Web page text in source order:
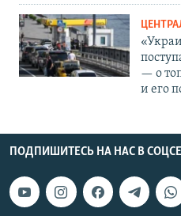
— о
и его
ПОДПИШИТЕСЬ НА НАС В